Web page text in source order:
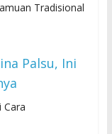
Tradisional
Cara